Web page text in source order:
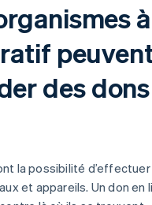
des
la possibilité
et appareils. Un don en